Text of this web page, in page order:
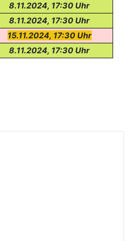
8.11.2024, 17:30 Uhr
8.11.2024, 17:30 Uhr
15.11.2024, 17:30 Uhr
8.11.2024, 17:30 Uhr